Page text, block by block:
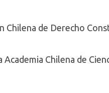
Chilena de Derecho
Academia Chilena de